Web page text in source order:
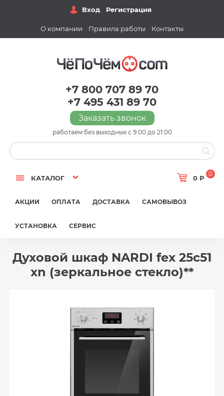
Вход Регистрация
О компании Правила работы Контакты
+7 800 707 89 70
+7 495 431 89 70
Заказать звонок
работаем без выходных с 9:00 до 21:00
КАТАЛОГ 0 Р
0
АКЦИИ ОПЛАТА ДОСТАВКА САМОВЫВОЗ
УСТАНОВКА СЕРВИС
Духовой шкаф NARDI fex 25c51
xn (зеркальное стекло)**